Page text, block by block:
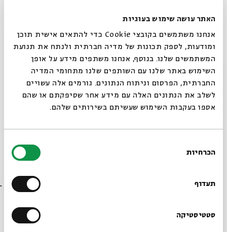
האתר עושה שימוש בעוגיות
אנחנו משתמשים בקובצי Cookie כדי להתאים אישית תוכן
ומודעות, לספק תכונות של מדיה חברתית ולנתח את תנועת
המשתמשים שלנו. בנוסף, אנחנו משתפים מידע על אופן
השימוש באתר שלנו עם השותפים שלנו מתחומי המדיה
החברתית, הפרסום וניתוח הנתונים. גורמים אלה עשויים
לשלב את הנתונים האלה עם מידע אחר שסיפקתם או שהם
אספו בעקבות השימוש שעשיתם בשירותים שלהם.
הסכמה
הכרחיות
תעדוף
סטטיסטיקה
באטי בר טובי מסעודתו של מר יהודה, אבל לא בגלל שהוא מעריך
אותו פחות אלא דווקא בגלל שהוא מחזיק ממנו יותר. בעיני
יוצר ריחוק והפרדה ביניהם, הוא גם מעורר במלך כבוד והערכה.
דווקא הקרבה הישירה בין פי המלך לפיו של באטי בר טובי מהווה
כאן סימן של השפלה: באטי בר טובי שותף למלך כיוון ששניהם
נוהגים כגויים ולא כיהודים.
סגור